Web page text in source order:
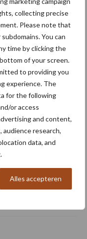
collecting precise
Please note that
You can
time by clicking the
of your screen.
to providing you
experience. The
for the following
or access
and content,
research,
data, and
Alles accepteren
gang
tonen een